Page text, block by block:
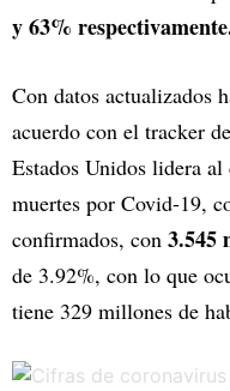
y 63%
Con datos actualizados
acuerdo con el tracker
Estados Unidos lidera
muertes por Covid-19,
confirmados, con 3.545
de 3.92%, con lo que
tiene 329 millones de